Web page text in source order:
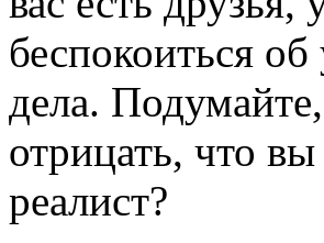
беспокоиться
дела.
отрицать, что
реалист?